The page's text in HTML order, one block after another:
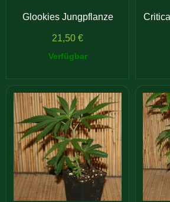
Glookies Jungpflanze
21,50 €
Verfügbar